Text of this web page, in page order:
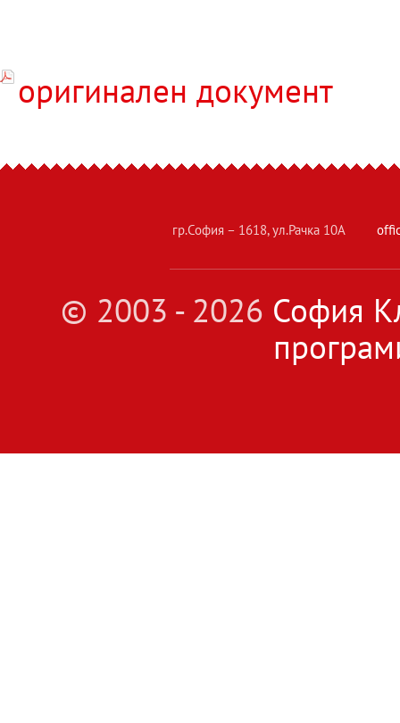
оригинален документ
гр.София – 1618, ул.Рачка 10А
© 2003 - 2026 София